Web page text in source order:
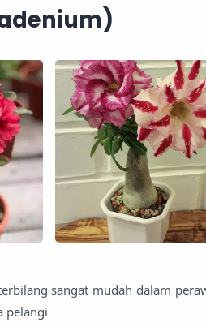
sangat mudah dalam
pelangi